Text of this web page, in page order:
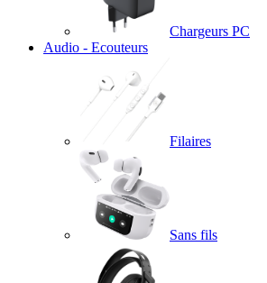
Chargeurs PC
Audio - Ecouteurs
Filaires
Sans fils